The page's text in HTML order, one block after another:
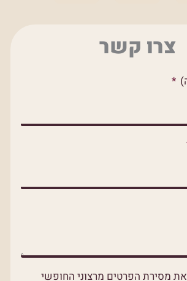
l
e
p
צרו קשר
מסירת הפרטים מרצוני החופשי